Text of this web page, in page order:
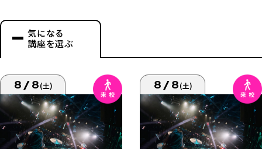
気になる
講座を選ぶ
8/8(土) 8/8(土)